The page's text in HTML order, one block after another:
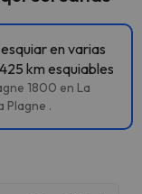
en varias
km esquiables
1800 en La
Plagne .